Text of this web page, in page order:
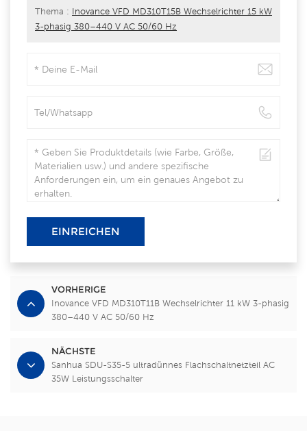
Thema : Inovance VFD MD310T15B Wechselrichter 15 kW
3-phasig 380–440 V AC 50/60 Hz
EINREICHEN
VORHERIGE
Inovance VFD MD310T11B Wechselrichter 11 kW 3-phasig
380–440 V AC 50/60 Hz
NÄCHSTE
Sanhua SDU-S35-5 ultradünnes Flachschaltnetzteil AC
35W Leistungsschalter